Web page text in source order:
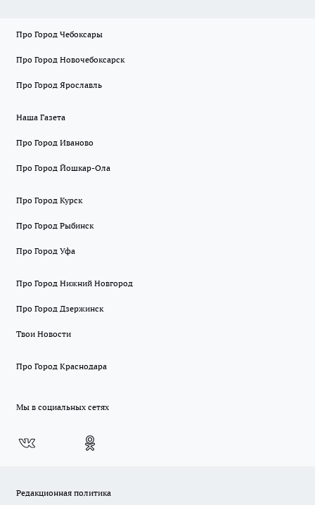
Про Город Чебоксары
Про Город Новочебоксарск
Про Город Ярославль
Наша Газета
Про Город Иваново
Про Город Йошкар-Ола
Про Город Курск
Про Город Рыбинск
Про Город Уфа
Про Город Нижний Новгород
Про Город Дзержинск
Твои Новости
Про Город Краснодара
Мы в социальных сетях
Редакционная политика